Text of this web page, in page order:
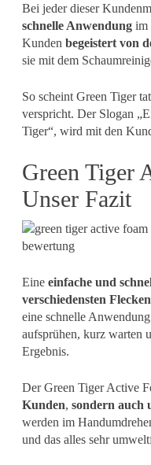
Bei jeder dieser
schnelle Anwendungim
Kunden begeistert von
sie mit dem
So scheint Green Tiger
verspricht. Der Slogan
Tiger“, wird mit den
Green Tiger
Unser Fazit
Eine einfache und
verschiedensten Flecken
eine schnelle
aufsprühen, kurz warten
Ergebnis.
Der Green Tiger Active
Kunden, sondern auch
werden im
und das alles sehr